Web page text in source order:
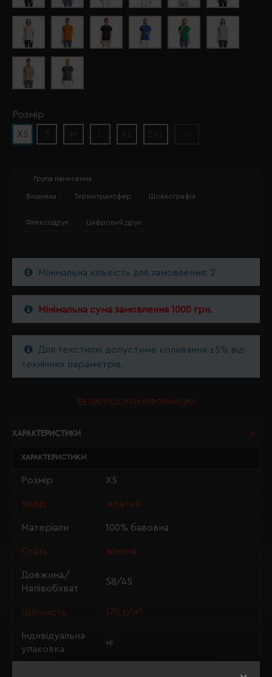
Розмір
XS
Група нанесення
Вишивка Термотрансфер Шовкографія
Флексодрук Цифровий друк
Мінімальна кількість для замовлення: 2
Мінімальна сума замовлення 1000 грн.
Для текстилю допустиме коливання ±5% від
технічних параметрів.
ЗАПРОСИТИ ІНФОРМАЦІЮ
ХАРАКТЕРИСТИКИ
ХАРАКТЕРИСТИКИ
Розмір XS
Колір жовтий
Матеріали 100% бавовна
Стать жіноча
Довжина/
Напівобхват
58/45
Щільність 170 г/м²
Індивідуальна
упаковка
ні